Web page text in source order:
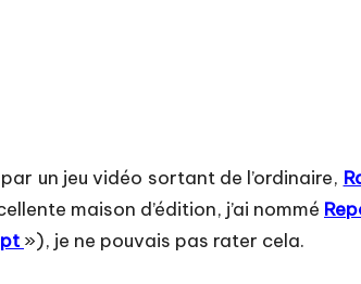
un jeu vidéo sortant de l’ordinaire,
maison d’édition, j’ai nommé
»), je ne pouvais pas rater cela.